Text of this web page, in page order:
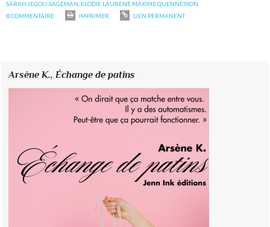
SARAH JEGOU-SAGEMAN ELODIE LAURENT, MAXIME QUENNESSON
0COMMENTAIRE IMPRIMER LIEN PERMANENT
Arsène K.,Échange de patins